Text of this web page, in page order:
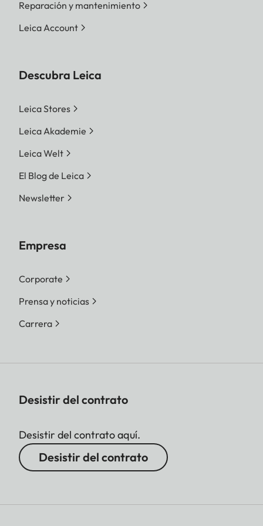
Reparación y mantenimiento
Leica Account
Descubra Leica
Leica Stores
Leica Akademie
Leica Welt
El Blog de Leica
Newsletter
Empresa
Corporate
Prensa y noticias
Carrera
Desistir del contrato
Desistir del contrato aquí.
Desistir del contrato